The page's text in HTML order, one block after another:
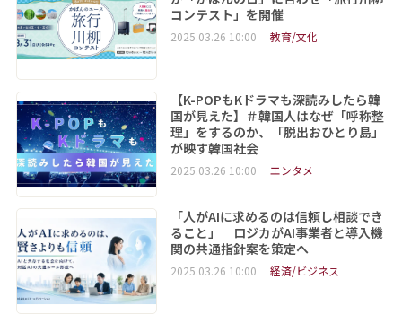
コンテスト」を開催
2025.03.26 10:00 教育/文化
【K-POPもKドラマも深読みしたら韓
国が見えた】＃韓国人はなぜ「呼称整
理」をするのか、「脱出おひとり島」
が映す韓国社会
2025.03.26 10:00 エンタメ
「人がAIに求めるのは信頼し相談でき
ること」 ロジカがAI事業者と導入機
関の共通指針案を策定へ
2025.03.26 10:00 経済/ビジネス